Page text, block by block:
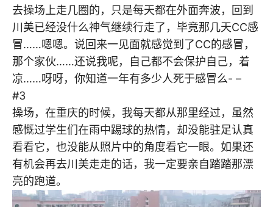
去操场上走几圈的，只是每天都在外面奔波，回到
川美已经没什么神气继续行走了，毕竟那几天CC感
冒……嗯嗯。说回来一见面就感觉到了CC的感冒，
那个家伙……还说我呢，自己都不会保护自己，着
凉……呀呀，你知道一年有多少人死于感冒么- –
#3
操场，在重庆的时候，我每天都从那里经过，虽然
感慨过学生们在雨中踢球的热情，却没能驻足认真
看看它，也没能从照片中的角度看它一眼。如果还
有机会再去川美走走的话，我一定要亲自踏踏那漂
亮的跑道。